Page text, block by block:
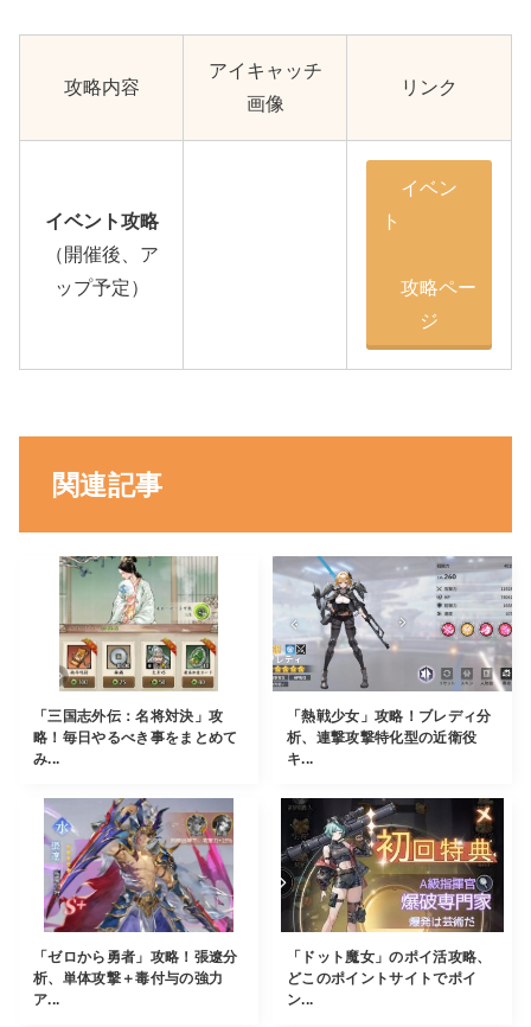
攻略内容
アイキャッチ
画像
リンク
イベント攻略
（開催後、ア
ップ予定）
イベン
ト
攻略ペー
ジ
関連記事
「三国志外伝：名将対決」攻
略！毎日やるべき事をまとめて
み...
「熱戦少女」攻略！ブレディ分
析、連撃攻撃特化型の近衛役
キ...
「ゼロから勇者」攻略！張遼分
析、単体攻撃＋毒付与の強力
ア...
「ドット魔女」のポイ活攻略、
どこのポイントサイトでポイ
ン...